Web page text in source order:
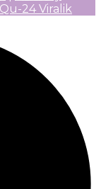
24 Viralik